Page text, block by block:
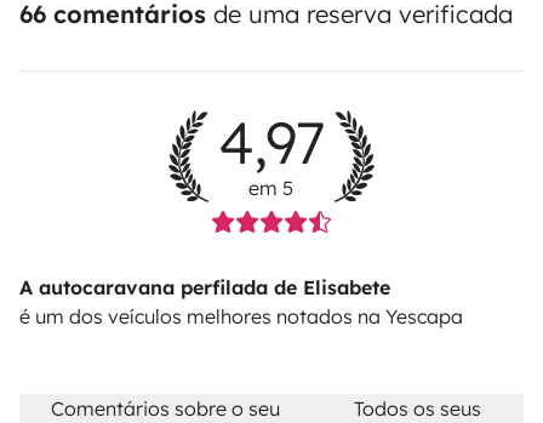
66 comentários de uma reserva verificada
4,97
em 5
A autocaravana perfilada de Elisabete
é um dos veículos melhores notados na Yescapa
Comentários sobre o seu
Todos os seus